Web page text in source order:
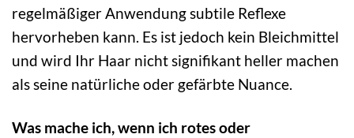
regelmäßiger Anwendung subtile Reflexe
hervorheben kann. Es ist jedoch kein Bleichmittel
und wird Ihr Haar nicht signifikant heller machen
als seine natürliche oder gefärbte Nuance.
Was mache ich, wenn ich rotes oder